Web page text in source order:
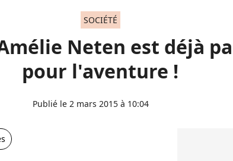
SOCIÉTÉ
Neten est déjà
pour l'aventure !
Publié le 2 mars 2015 à 10:04